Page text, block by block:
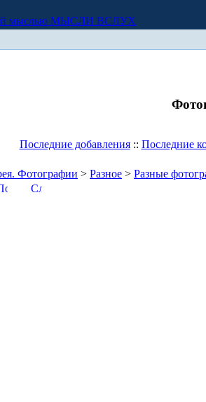
МЫСЛИ ВСЛУХ
Последние добавления:: Последние
Фотографии > Разное > Разные